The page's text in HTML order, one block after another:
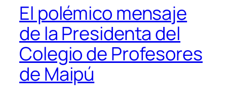
El polémico mensaje
de la Presidenta del
Colegio de Profesores
de Maipú